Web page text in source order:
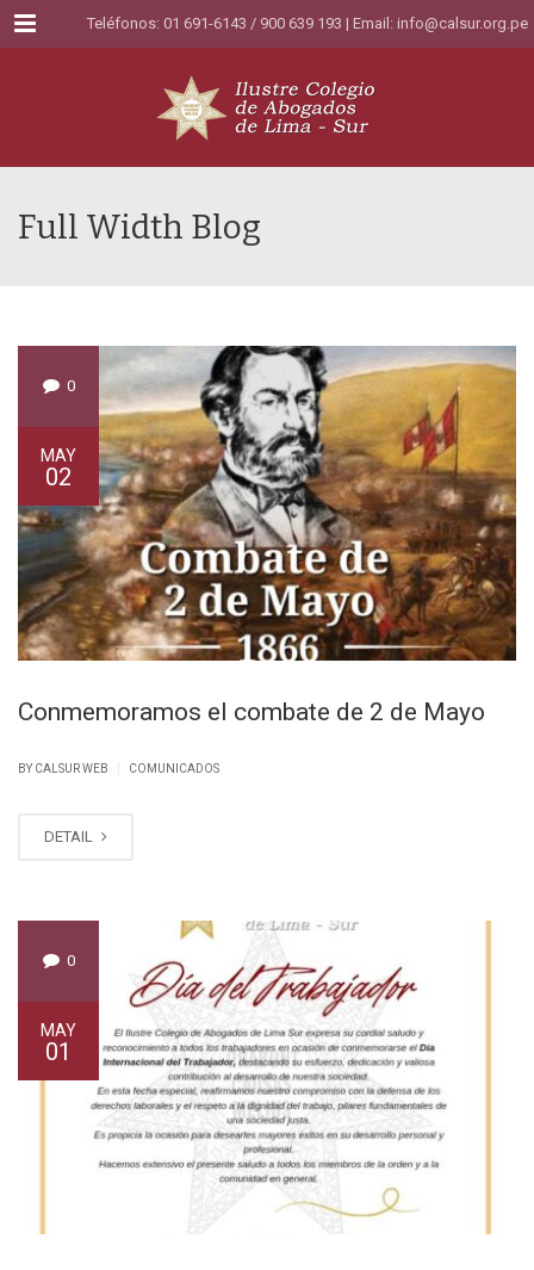
Menu Teléfonos: 01 691-6143 / 900 639 193 | Email: info@calsur.org.pe
Full Width Blog
0
MAY
02
Conmemoramos el combate de 2 de Mayo
BY CALSUR WEB COMUNICADOS
DETAIL
0
MAY
01